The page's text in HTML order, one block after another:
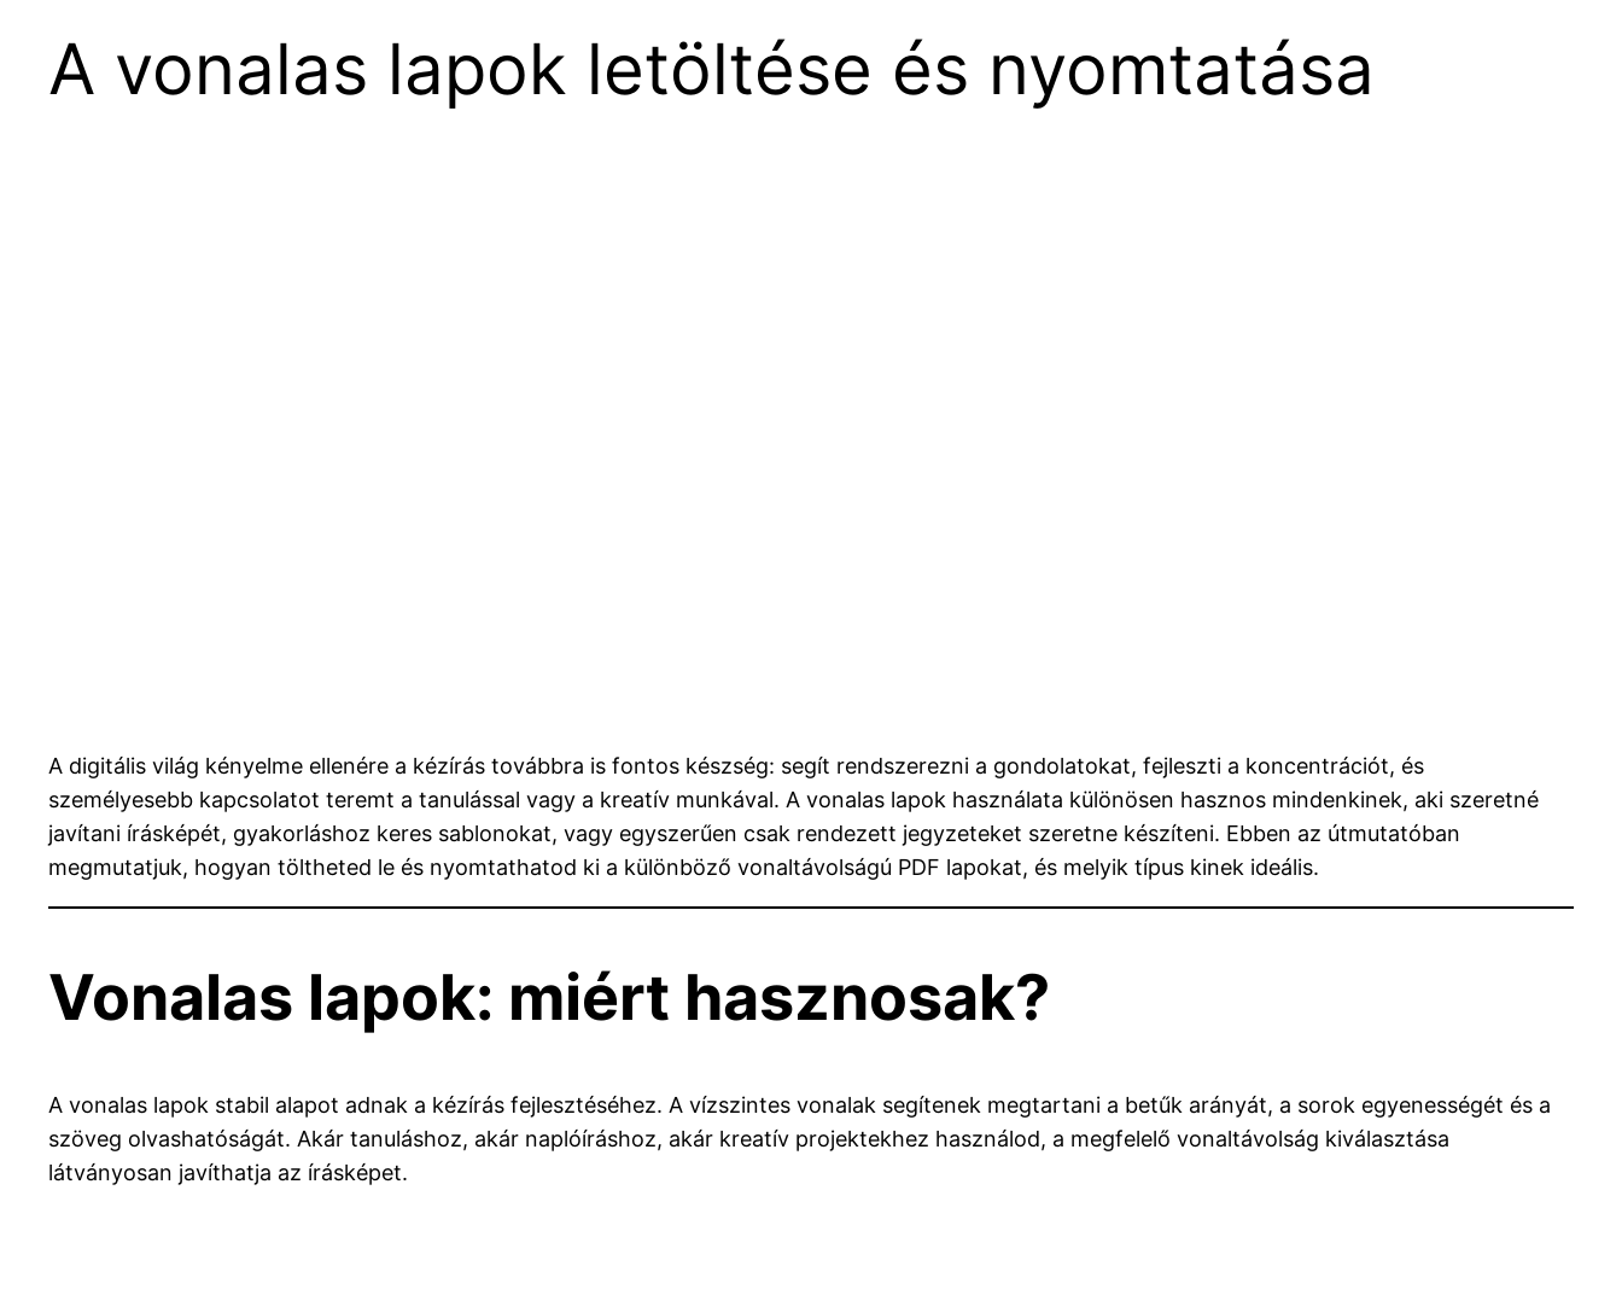
A vonalas lapok letöltése és nyomtatása
A digitális világ kényelme ellenére a kézírás továbbra is fontos készség: segít rendszerezni a gondolatokat, fejleszti a koncentrációt, és
személyesebb kapcsolatot teremt a tanulással vagy a kreatív munkával. A vonalas lapok használata különösen hasznos mindenkinek, aki szeretné
javítani írásképét, gyakorláshoz keres sablonokat, vagy egyszerűen csak rendezett jegyzeteket szeretne készíteni. Ebben az útmutatóban
megmutatjuk, hogyan töltheted le és nyomtathatod ki a különböző vonaltávolságú PDF lapokat, és melyik típus kinek ideális.
Vonalas lapok: miért hasznosak?
A vonalas lapok stabil alapot adnak a kézírás fejlesztéséhez. A vízszintes vonalak segítenek megtartani a betűk arányát, a sorok egyenességét és a
szöveg olvashatóságát. Akár tanuláshoz, akár naplóíráshoz, akár kreatív projektekhez használod, a megfelelő vonaltávolság kiválasztása
látványosan javíthatja az írásképet.